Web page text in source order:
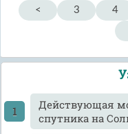
< 3 4
Действующая
спутника на